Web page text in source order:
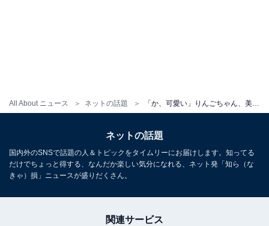
All About ニュース ネットの話題
ネットの話題
国内外のSNSで話題の人＆トピックをタイムリーにお届けします。知ってる
だけでちょっと得する、なんだか楽しい気分になれる、ネット発「知ら（な
きゃ）損」ニュースが盛りだくさん。
関連サービス